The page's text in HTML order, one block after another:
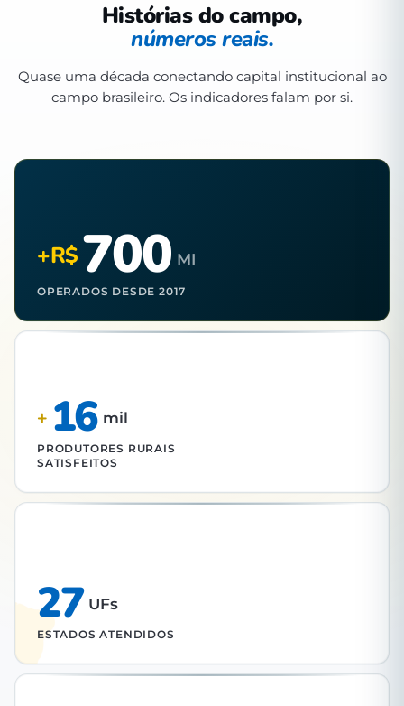
Histórias do campo,
números reais.
Quase uma década conectando capital institucional ao
campo brasileiro. Os indicadores falam por si.
+R$700 MI
OPERADOS DESDE 2017
+ 16 mil
PRODUTORES RURAIS
SATISFEITOS
27 UFs
ESTADOS ATENDIDOS